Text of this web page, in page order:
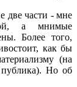
две части - мне
а мнимые
Более того,
как бы
(на
Но об